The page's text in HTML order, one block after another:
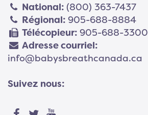
National: (800) 363-7437
Régional: 905-688-8884
Télécopieur: 905-688-3300
Adresse courriel:
info@babysbreathcanada.ca
Suivez nous: